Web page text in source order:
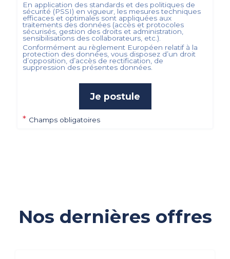
En application des standards et des politiques de
sécurité (PSSI) en vigueur, les mesures techniques
efficaces et optimales sont appliquées aux
traitements des données (accès et protocoles
sécurisés, gestion des droits et administration,
sensibilisations des collaborateurs, etc.).
Conformément au règlement Européen relatif à la
protection des données, vous disposez d’un droit
d’opposition, d’accès de rectification, de
suppression des présentes données.
Je postule
* Champs obligatoires
Nos dernières offres